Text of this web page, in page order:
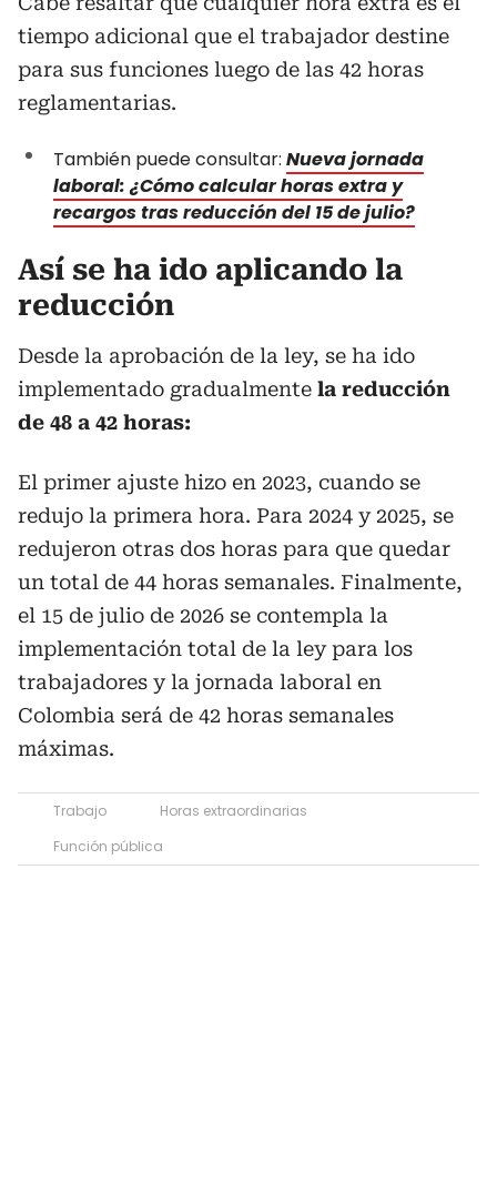
tiempo adicional que el trabajador destine
para sus funciones luego de las 42 horas
reglamentarias.
También puede consultar: Nueva jornada
laboral: ¿Cómo calcular horas extra y
recargos tras reducción del 15 de julio?
Así se ha ido aplicando la
reducción
Desde la aprobación de la ley, se ha ido
implementado gradualmente la reducción
de 48 a 42 horas:
El primer ajuste hizo en 2023, cuando se
redujo la primera hora. Para 2024 y 2025, se
redujeron otras dos horas para que quedar
un total de 44 horas semanales. Finalmente,
el 15 de julio de 2026 se contempla la
implementación total de la ley para los
trabajadores y la jornada laboral en
Colombia será de 42 horas semanales
máximas.
Trabajo
Horas extraordinarias
Función pública